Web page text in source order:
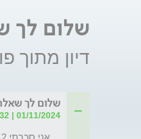
שלום לך
דיון מתוך
שלום לך
01/11/2024 | 08:32 | מאת: ערן